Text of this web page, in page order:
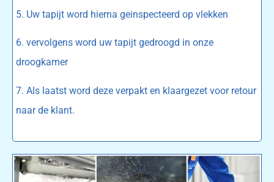
5. Uw tapijt word hierna geinspecteerd op vlekken
6. vervolgens word uw tapijt gedroogd in onze
droogkamer
7. Als laatst word deze verpakt en klaargezet voor retour
naar de klant.